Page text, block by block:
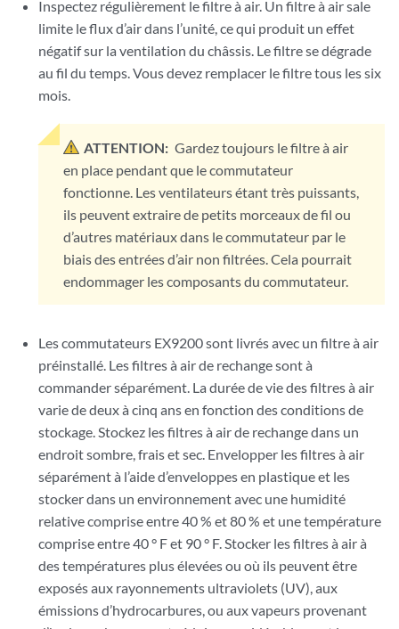
FPC 2 Exhaust B                OK         34 degrees C /
FPC 2 LU 0 TCAM TSen           OK         40 degrees C /
FPC 2 LU 0 TCAM Chip           OK         40 degrees C /
FPC 2 LU 0 TSen                OK         40 degrees C /
FPC 2 MQ 0 Chip                OK         45 degrees C /
FPC 3 Intake                   OK         30 degrees C /
FPC 3 Exhaust A                OK         34 degrees C /
FPC 3 LU 0 TCAM TSen           OK         39 degrees C /
FPC 3 LU 0 TCAM Chip           OK         41 degrees C /
FPC 3 LU 0 TSen                OK         39 degrees C /
FPC 3 LU 0 Chip                OK         48 degrees C /
FPC 3 MQ 0 TSen                OK         39 degrees C /
FPC 4 Exhaust A                OK         36 degrees C /
FPC 4 Exhaust B                OK         34 degrees C /
FPC 4 LU 0 TCAM Chip           OK         42 degrees C /
FPC 4 LU 0 TSen                OK         40 degrees C /
FPC 4 LU 0 Chip                OK         51 degrees C /
FPC 4 MQ 0 TSen                OK         40 degrees C /
FPC 4 MQ 0 Chip                OK         46 degrees C /
FPC 5 Intake                   OK         31 degrees C /
FPC 5 Exhaust A                OK         35 degrees C /
FPC 5 Exhaust B                OK         34 degrees C /
FPC 5 LU 0 TCAM Chip           OK         42 degrees C /
FPC 5 LU 0 TSen                OK         41 degrees C /
FPC 5 LU 0 Chip                OK         54 degrees C /
Inspectez régulièrement le filtre à air. Un filtre à air sale
limite le flux d’air dans l’unité, ce qui produit un effet
négatif sur la ventilation du châssis. Le filtre se dégrade
au fil du temps. Vous devez remplacer le filtre tous les six
mois.
ATTENTION: Gardez toujours le filtre à air
en place pendant que le commutateur
fonctionne. Les ventilateurs étant très puissants,
ils peuvent extraire de petits morceaux de fil ou
d’autres matériaux dans le commutateur par le
biais des entrées d’air non filtrées. Cela pourrait
endommager les composants du commutateur.
Les commutateurs EX9200 sont livrés avec un filtre à air
préinstallé. Les filtres à air de rechange sont à
commander séparément. La durée de vie des filtres à air
varie de deux à cinq ans en fonction des conditions de
stockage. Stockez les filtres à air de rechange dans un
endroit sombre, frais et sec. Envelopper les filtres à air
séparément à l’aide d’enveloppes en plastique et les
stocker dans un environnement avec une humidité
relative comprise entre 40 % et 80 % et une température
comprise entre 40 ° F et 90 ° F. Stocker les filtres à air à
des températures plus élevées ou où ils peuvent être
exposés aux rayonnements ultraviolets (UV), aux
émissions d’hydrocarbures, ou aux vapeurs provenant